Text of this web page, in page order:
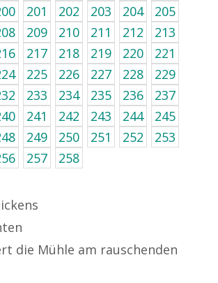
201 202 203 204
205
209 210 211 212
213
217 218 219 220
221
225 226 227 228
229
233 234 235 236
237
241 242 243 244
245
249 250 251 252
253
257 258
die Mühle am rauschenden